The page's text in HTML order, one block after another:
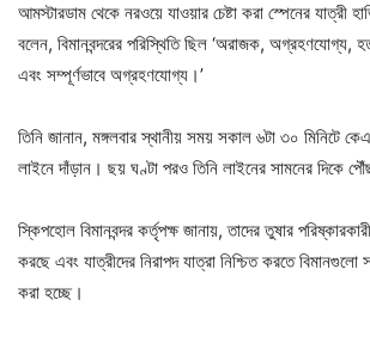
আমস্টারডাম থেকে নরওয়ে যাওয়ার চেষ্টা করা স্পেনের যাত্রী
বলেন, বিমানবন্দরের পরিস্থিতি ছিল ‘অরাজক, অগ্রহণযোগ্য,
এবং সম্পূর্ণভাবে অগ্রহণযোগ্য।’
তিনি জানান, মঙ্গলবার স্থানীয় সময় সকাল ৬টা ৩০ মিনিটে
লাইনে দাঁড়ান। ছয় ঘণ্টা পরও তিনি লাইনের সামনের দিকে
স্কিপহোল বিমানবন্দর কর্তৃপক্ষ জানায়, তাদের তুষার
করছে এবং যাত্রীদের নিরাপদ যাত্রা নিশ্চিত করতে
করা হচ্ছে।